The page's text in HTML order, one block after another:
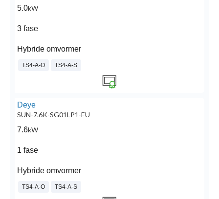
5.0kW
3 fase
Hybride omvormer
TS4-A-O TS4-A-S
Deye
SUN-7.6K-SG01LP1-EU
7.6kW
1 fase
Hybride omvormer
TS4-A-O TS4-A-S